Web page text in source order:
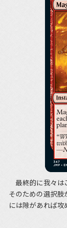
最終的に我々は
そのための選択
には隙があれば